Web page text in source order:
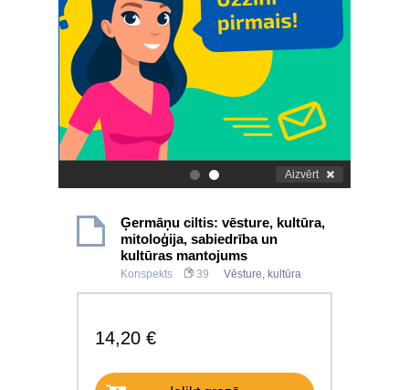
. Aizvērt
Ģermāņu ciltis: vēsture, kultūra,
mitoloģija, sabiedrība un
kultūras mantojums
Konspekts 39 Vēsture, kultūra
14,20 €